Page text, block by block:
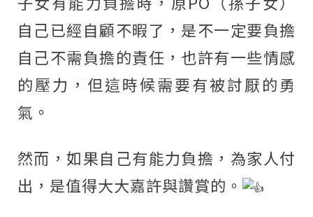
自己已經自顧不暇了，是不一定要負擔
自己不需負擔的責任，也許有一些情感
的壓力，但這時候需要有被討厭的勇
氣。
然而，如果自己有能力負擔，為家人付
出，是值得大大嘉許與讚賞的。